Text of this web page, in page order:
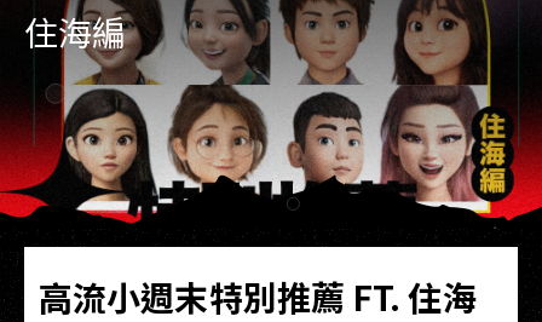
住海編
高流小週末特別推薦 FT. 住海